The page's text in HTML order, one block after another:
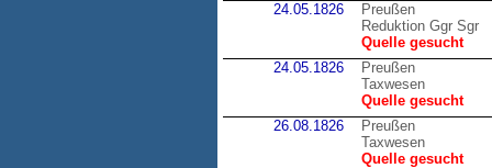
24.05.1826
Preußen
Reduktion Ggr Sgr
Quelle gesucht
24.05.1826
Preußen
Taxwesen
Quelle gesucht
26.08.1826
Preußen
Taxwesen
Quelle gesucht